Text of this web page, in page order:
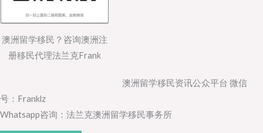
澳洲留学移民？咨询澳洲注
册移民代理法兰克Frank
澳洲留学移民资讯公众平台 微信
号：Franklz
Whatsapp咨询：法兰克澳洲留学移民事务所